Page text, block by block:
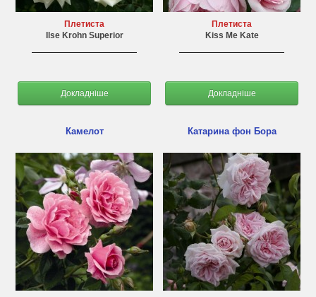
Плетиста
Ilse Krohn Superior
Докладніше
Плетиста
Kiss Me Kate
Докладніше
Камелот Катарина фон Бора